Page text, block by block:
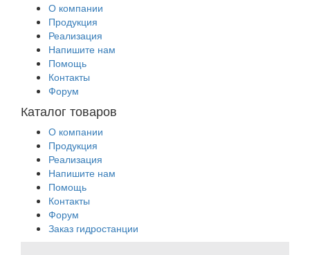
О компании
Продукция
Реализация
Напишите нам
Помощь
Контакты
Форум
Каталог товаров
О компании
Продукция
Реализация
Напишите нам
Помощь
Контакты
Форум
Заказ гидростанции